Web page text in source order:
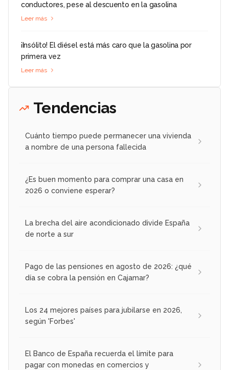
conductores, pese al descuento en la gasolina
Leer más
¡Insólito! El diésel está más caro que la gasolina por
primera vez
Leer más
Tendencias
Cuánto tiempo puede permanecer una vivienda
a nombre de una persona fallecida
¿Es buen momento para comprar una casa en
2026 o conviene esperar?
La brecha del aire acondicionado divide España
de norte a sur
Pago de las pensiones en agosto de 2026: ¿qué
día se cobra la pensión en Cajamar?
Los 24 mejores países para jubilarse en 2026,
según 'Forbes'
El Banco de España recuerda el límite para
pagar con monedas en comercios y